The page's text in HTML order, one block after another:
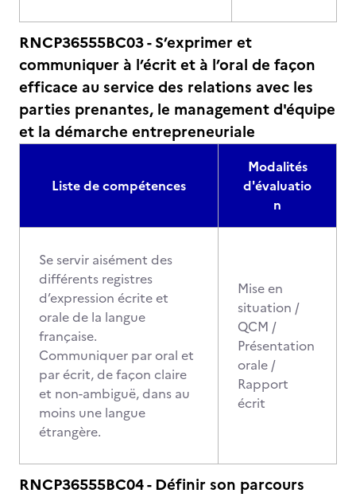
RNCP36555BC03 - S’exprimer et
communiquer à l’écrit et à l’oral de façon
efficace au service des relations avec les
parties prenantes, le management d'équipe
et la démarche entrepreneuriale
Liste de compétences
Modalités
d'évaluatio
n
Se servir aisément des
différents registres
d’expression écrite et
orale de la langue
française.
Communiquer par oral et
par écrit, de façon claire
et non-ambiguë, dans au
moins une langue
étrangère.
Mise en
situation /
QCM /
Présentation
orale /
Rapport
écrit
RNCP36555BC04 - Définir son parcours